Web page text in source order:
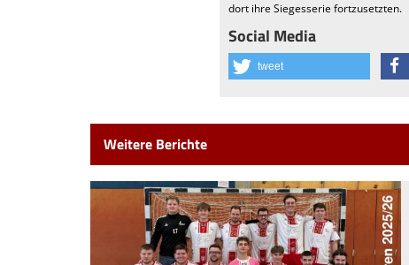
dort ihre Siegesserie fortzusetzten.
Social Media
tweet
Weitere Berichte